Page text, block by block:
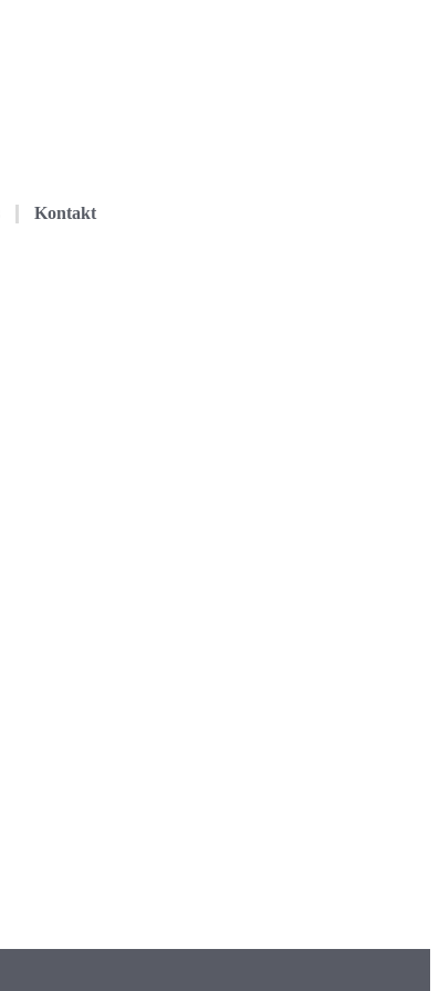
Kontakt